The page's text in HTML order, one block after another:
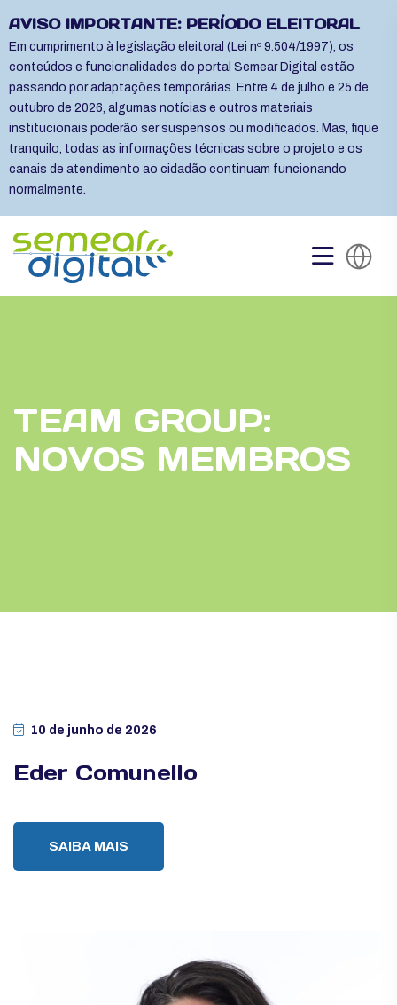
AVISO IMPORTANTE: PERÍODO ELEITORAL
Em cumprimento à legislação eleitoral (Lei nº 9.504/1997), os
conteúdos e funcionalidades do portal Semear Digital estão
passando por adaptações temporárias. Entre 4 de julho e 25 de
outubro de 2026, algumas notícias e outros materiais
institucionais poderão ser suspensos ou modificados. Mas, fique
tranquilo, todas as informações técnicas sobre o projeto e os
canais de atendimento ao cidadão continuam funcionando
normalmente.
TEAM GROUP:
NOVOS MEMBROS
10 de junho de 2026
Eder Comunello
SAIBA MAIS